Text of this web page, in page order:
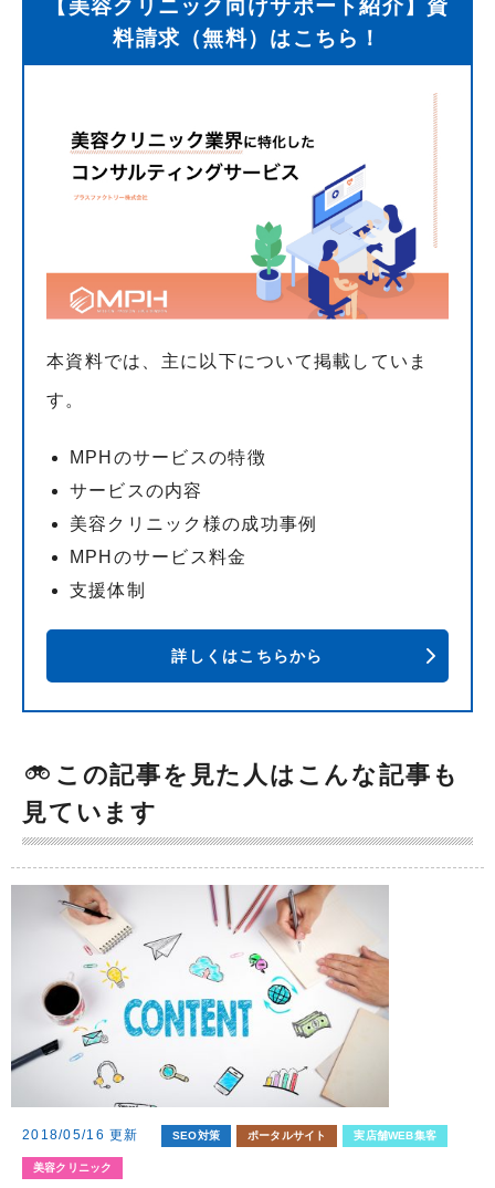
【美容クリニック向けサポート紹介】資
料請求（無料）はこちら！
本資料では、主に以下について掲載していま
す。
MPHのサービスの特徴
サービスの内容
美容クリニック様の成功事例
MPHのサービス料金
支援体制
詳しくはこちらから
この記事を見た人はこんな記事も
見ています
2018/05/16 更新 SEO対策 ポータルサイト 実店舗WEB集客
美容クリニック